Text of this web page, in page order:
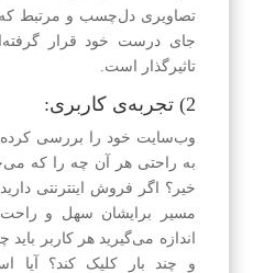
تصاویری دل‌چسب و مرتبط که
جای درست خود قرار
تاثیرگذار است.
2) تجربه‌ی کاربری:
وب‌سایت خود را بررسی کرده و
به راحتی هر آن چه را که
خیر؟ اگر فروش اینترنتی
مسیر برایشان سهل و
اندازه می‌گیرید هر کاربر
و چند بار کلیک کند؟ آیا